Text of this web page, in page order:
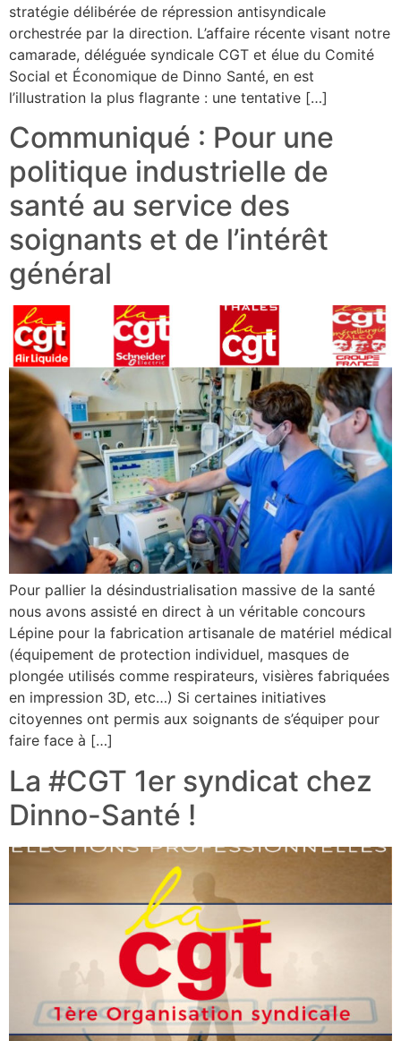
stratégie délibérée de répression antisyndicale
orchestrée par la direction. L’affaire récente visant notre
camarade, déléguée syndicale CGT et élue du Comité
Social et Économique de Dinno Santé, en est
l’illustration la plus flagrante : une tentative […]
Communiqué : Pour une
politique industrielle de
santé au service des
soignants et de l’intérêt
général
Pour pallier la désindustrialisation massive de la santé
nous avons assisté en direct à un véritable concours
Lépine pour la fabrication artisanale de matériel médical
(équipement de protection individuel, masques de
plongée utilisés comme respirateurs, visières fabriquées
en impression 3D, etc…) Si certaines initiatives
citoyennes ont permis aux soignants de s’équiper pour
faire face à […]
La #CGT 1er syndicat chez
Dinno-Santé !